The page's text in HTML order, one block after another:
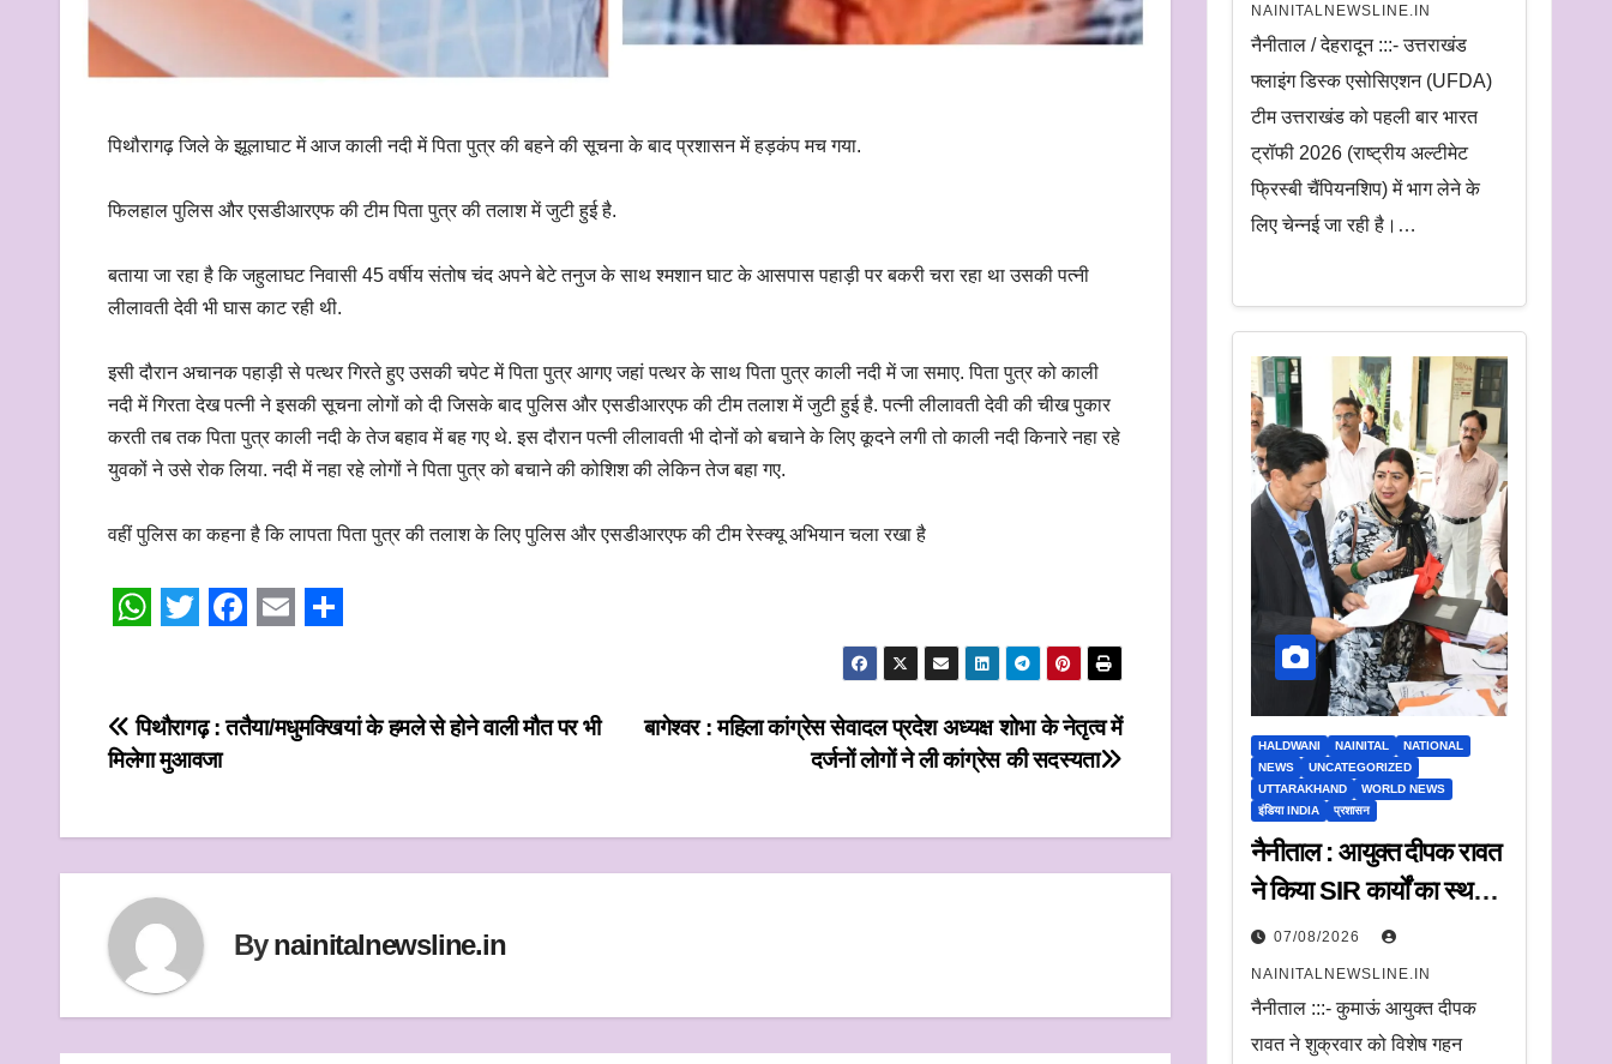
पिथौरागढ़ जिले के झूलाघाट में आज काली नदी में पिता पुत्र की बहने की सूचना के बाद प्रशासन में हड़कंप मच गया.
फिलहाल पुलिस और एसडीआरएफ की टीम पिता पुत्र की तलाश में जुटी हुई है.
बताया जा रहा है कि जहुलाघट निवासी 45 वर्षीय संतोष चंद अपने बेटे तनुज के साथ श्मशान घाट के आसपास पहाड़ी पर बकरी चरा रहा था उसकी पत्नी
लीलावती देवी भी घास काट रही थी.
इसी दौरान अचानक पहाड़ी से पत्थर गिरते हुए उसकी चपेट में पिता पुत्र आगए जहां पत्थर के साथ पिता पुत्र काली नदी में जा समाए. पिता पुत्र को काली
नदी में गिरता देख पत्नी ने इसकी सूचना लोगों को दी जिसके बाद पुलिस और एसडीआरएफ की टीम तलाश में जुटी हुई है. पत्नी लीलावती देवी की चीख पुकार
करती तब तक पिता पुत्र काली नदी के तेज बहाव में बह गए थे. इस दौरान पत्नी लीलावती भी दोनों को बचाने के लिए कूदने लगी तो काली नदी किनारे नहा रहे
युवकों ने उसे रोक लिया. नदी में नहा रहे लोगों ने पिता पुत्र को बचाने की कोशिश की लेकिन तेज बहा गए.
वहीं पुलिस का कहना है कि लापता पिता पुत्र की तलाश के लिए पुलिस और एसडीआरएफ की टीम रेस्क्यू अभियान चला रखा है
a
t
A
p
p
i
t
e
r
c
e
o
o
a
a
Post
navigation
बागेश्वर : महिला कांग्रेस सेवादल प्रदेश अध्यक्ष शोभा के नेतृत्व में
दर्जनों लोगों ने ली कांग्रेस की सदस्यता
पिथौरागढ़ : ततैया/मधुमक्खियां के हमले से होने वाली मौत पर भी
मिलेगा मुआवजा
Bynainitalnewsline.in
NAINITALNEWSLINE.IN
नैनीताल / देहरादून :::- उत्तराखंड
फ्लाइंग डिस्क एसोसिएशन (UFDA)
टीम उत्तराखंड को पहली बार भारत
ट्रॉफी 2026 (राष्ट्रीय अल्टीमेट
फ्रिस्बी चैंपियनशिप) में भाग लेने के
लिए चेन्नई जा रही है।…
HALDWANI NAINITAL
NATIONAL
NEWS
UNCATEGORIZED
UTTARAKHAND
WORLD NEWS
इंडिया INDIA
प्रशासन
नैनीताल : आयुक्त दीपक रावत
ने किया SIR कार्यों का स्थलीय
निरीक्षण.
अधिकारियों को दिए समयबद्ध
निस्तारण और पारदर्शिता के
निर्देश
07/08/2026
NAINITALNEWSLINE.IN
नैनीताल :::- कुमाऊं आयुक्त दीपक
रावत ने शुक्रवार को विशेष गहन